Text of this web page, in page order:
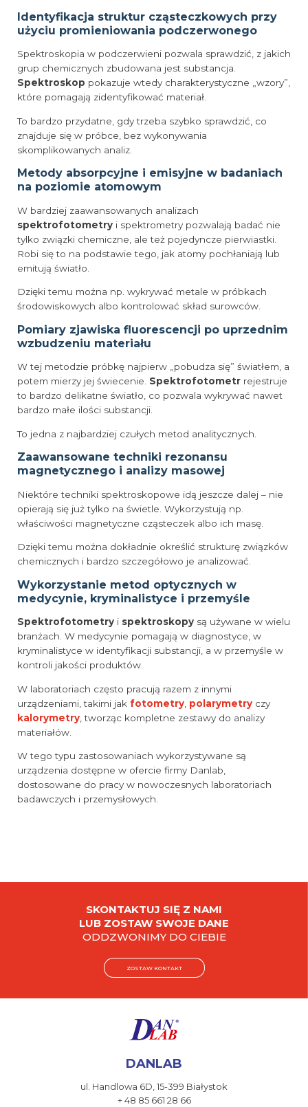
Identyfikacja struktur cząsteczkowych przy
użyciu promieniowania podczerwonego
Spektroskopia w podczerwieni pozwala sprawdzić, z jakich
grup chemicznych zbudowana jest substancja.
Spektroskop pokazuje wtedy charakterystyczne „wzory”,
które pomagają zidentyfikować materiał.
To bardzo przydatne, gdy trzeba szybko sprawdzić, co
znajduje się w próbce, bez wykonywania
skomplikowanych analiz.
Metody absorpcyjne i emisyjne w badaniach
na poziomie atomowym
W bardziej zaawansowanych analizach
spektrofotometry i spektrometry pozwalają badać nie
tylko związki chemiczne, ale też pojedyncze pierwiastki.
Robi się to na podstawie tego, jak atomy pochłaniają lub
emitują światło.
Dzięki temu można np. wykrywać metale w próbkach
środowiskowych albo kontrolować skład surowców.
Pomiary zjawiska fluorescencji po uprzednim
wzbudzeniu materiału
W tej metodzie próbkę najpierw „pobudza się” światłem, a
potem mierzy jej świecenie. Spektrofotometr rejestruje
to bardzo delikatne światło, co pozwala wykrywać nawet
bardzo małe ilości substancji.
To jedna z najbardziej czułych metod analitycznych.
Zaawansowane techniki rezonansu
magnetycznego i analizy masowej
Niektóre techniki spektroskopowe idą jeszcze dalej – nie
opierają się już tylko na świetle. Wykorzystują np.
właściwości magnetyczne cząsteczek albo ich masę.
Dzięki temu można dokładnie określić strukturę związków
chemicznych i bardzo szczegółowo je analizować.
Wykorzystanie metod optycznych w
medycynie, kryminalistyce i przemyśle
Spektrofotometry i spektroskopy są używane w wielu
branżach. W medycynie pomagają w diagnostyce, w
kryminalistyce w identyfikacji substancji, a w przemyśle w
kontroli jakości produktów.
W laboratoriach często pracują razem z innymi
urządzeniami, takimi jak fotometry polarymetry czy
kalorymetry , tworząc kompletne zestawy do analizy
materiałów.
W tego typu zastosowaniach wykorzystywane są
urządzenia dostępne w ofercie firmy Danlab,
dostosowane do pracy w nowoczesnych laboratoriach
badawczych i przemysłowych.
SKONTAKTUJ SIĘ Z NAMI
LUB ZOSTAW SWOJE DANE
ODDZWONIMY DO CIEBIE
ZOSTAW KONTAKT
DANLAB
ul. Handlowa 6D, 15-399 Białystok
+ 48 85 661 28 66